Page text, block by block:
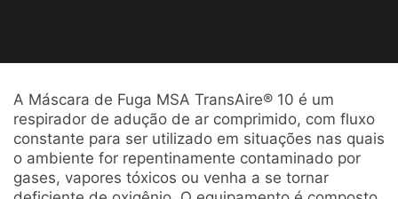
A Máscara de Fuga MSA TransAire® 10 é um
respirador de adução de ar comprimido, com fluxo
constante para ser utilizado em situações nas quais
o ambiente for repentinamente contaminado por
gases, vapores tóxicos ou venha a se tornar